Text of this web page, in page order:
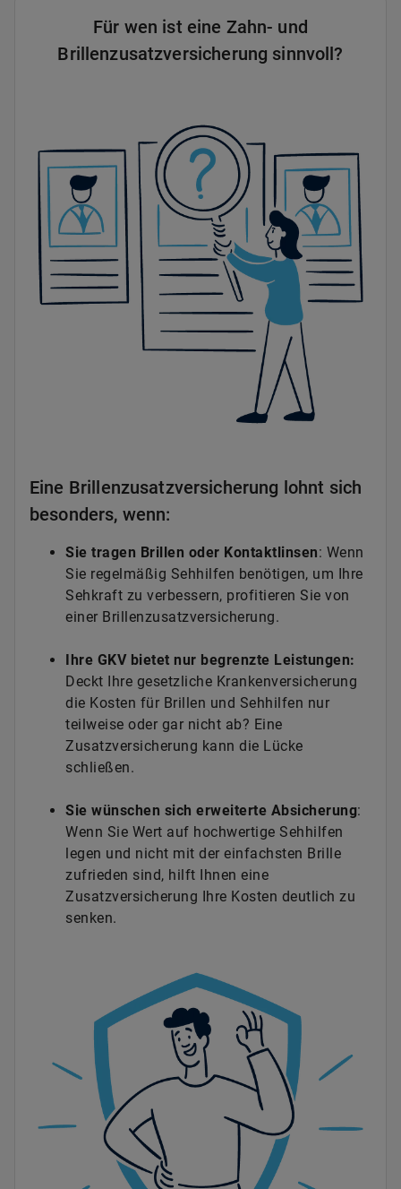
Für wen ist eine Zahn- und
Brillenzusatzversicherung sinnvoll?
Eine Brillenzusatzversicherung lohnt sich
besonders, wenn:
Sie tragen Brillen oder Kontaktlinsen: Wenn
Sie regelmäßig Sehhilfen benötigen, um Ihre
Sehkraft zu verbessern, profitieren Sie von
einer Brillenzusatzversicherung.
Ihre GKV bietet nur begrenzte Leistungen:
Deckt Ihre gesetzliche Krankenversicherung
die Kosten für Brillen und Sehhilfen nur
teilweise oder gar nicht ab? Eine
Zusatzversicherung kann die Lücke
schließen.
Sie wünschen sich erweiterte Absicherung:
Wenn Sie Wert auf hochwertige Sehhilfen
legen und nicht mit der einfachsten Brille
zufrieden sind, hilft Ihnen eine
Zusatzversicherung Ihre Kosten deutlich zu
senken.